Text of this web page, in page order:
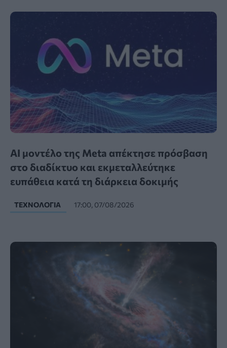
AI μοντέλο της Meta απέκτησε πρόσβαση
στο διαδίκτυο και εκμεταλλεύτηκε
ευπάθεια κατά τη διάρκεια δοκιμής
ΤΕΧΝΟΛΟΓΊΑ 17:00, 07/08/2026